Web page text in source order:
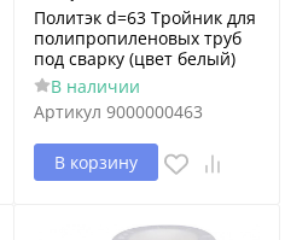
Политэк d=63 Тройник для
полипропиленовых труб
под сварку (цвет белый)
В наличии
Артикул 9000000463
В корзину